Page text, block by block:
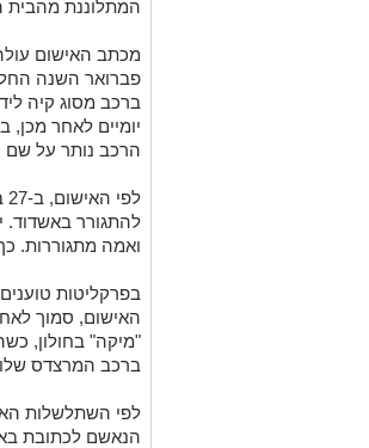
המתלוננת מהבית
הרכב נותר על
להתגורר באשדוד.
ואמה מתגוררות.
בפרקליטות
"מיקה" בחולון,
ברכב המרצדס
הנאשם לכתובת